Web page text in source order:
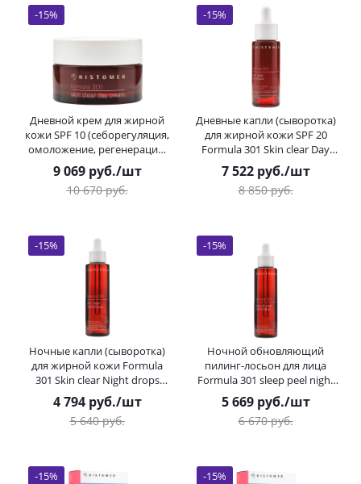
Дневной крем для жирной
кожи SPF 10 (себорегуляция,
омоложение, регенерация)
Formula 301 Skin clear Day
cream HISTOMER (Хистомер)
50 мл
9 069руб./шт
10 670руб.
-15%
Дневные капли (сыворотка)
для жирной кожи SPF 20
Formula 301 Skin clear Day
drops HISTOMER (Хистомер)
27 мл
7 522руб./шт
8 850руб.
-15%
Ночные капли (сыворотка)
для жирной кожи Formula
301 Skin clear Night drops
HISTOMER (Хистомер) 100 мл
4 794руб./шт
5 640руб.
-15%
Ночной обновляющий
пилинг-лосьон для лица
Formula 301 sleep peel night
lotion HISTOMER (Хистомер)
100 мл
5 669руб./шт
6 670руб.
-15%
-15% -15%